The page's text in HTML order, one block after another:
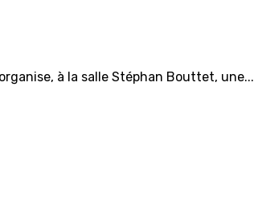
à la salle Stéphan Bouttet, une...